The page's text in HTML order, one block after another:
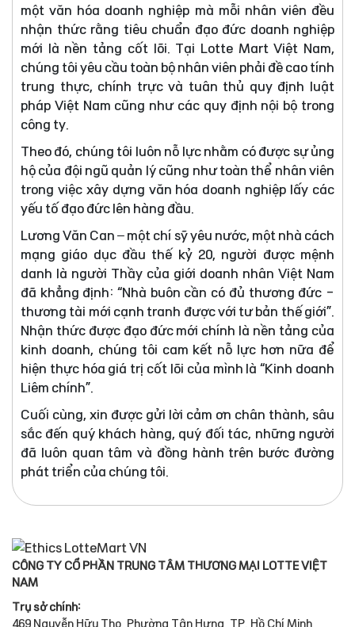
một văn hóa doanh nghiệp mà mỗi nhân viên đều
nhận thức rằng tiêu chuẩn đạo đức doanh nghiệp
mới là nền tảng cốt lõi. Tại Lotte Mart Việt Nam,
chúng tôi yêu cầu toàn bộ nhân viên phải đề cao tính
trung thực, chính trực và tuân thủ quy định luật
pháp Việt Nam cũng như các quy định nội bộ trong
công ty.
Theo đó, chúng tôi luôn nỗ lực nhằm có được sự ủng
hộ của đội ngũ quản lý cũng như toàn thể nhân viên
trong việc xây dựng văn hóa doanh nghiệp lấy các
yếu tố đạo đức lên hàng đầu.
Lương Văn Can – một chí sỹ yêu nước, một nhà cách
mạng giáo dục đầu thế kỷ 20, người được mệnh
danh là người Thầy của giới doanh nhân Việt Nam
đã khẳng định: “Nhà buôn cần có đủ thương đức -
thương tài mới cạnh tranh được với tư bản thế giới”.
Nhận thức được đạo đức mới chính là nền tảng của
kinh doanh, chúng tôi cam kết nỗ lực hơn nữa để
hiện thực hóa giá trị cốt lõi của mình là “Kinh doanh
Liêm chính”.
Cuối cùng, xin được gửi lời cảm ơn chân thành, sâu
sắc đến quý khách hàng, quý đối tác, những người
đã luôn quan tâm và đồng hành trên bước đường
phát triển của chúng tôi.
CÔNG TY CỔ PHẦN TRUNG TÂM THƯƠNG MẠI LOTTE VIỆT
NAM
Trụ sở chính:
469 Nguyễn Hữu Thọ, Phường Tân Hưng, TP. Hồ Chí Minh